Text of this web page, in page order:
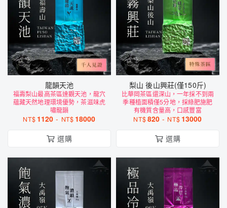
龍韻天池
福壽梨山最高茶區達觀天池，龍穴
蘊藏天然地理環境優勢，茶滋味虎
嘯龍韻
NT$ 1120 - NT$ 18000
選購
梨山 後山興莊(僅150斤)
比華岡茶區還深山，一年採不到兩
季種植面積僅5分地，採綠肥施肥
有機質含量高，口感豐富
NT$820 - NT$ 13000
選購